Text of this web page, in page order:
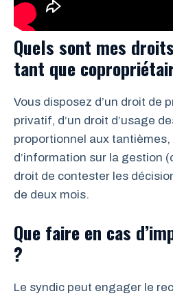
Quels sont mes
tant que
Vous disposez d’un droit de
privatif, d’un droit d’usage
proportionnel aux tantièmes,
d’information sur la gestion
droit de contester les
de deux mois.
Que faire en cas
?
Le syndic peut engager le